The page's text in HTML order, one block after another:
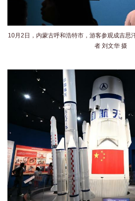
10月2日，内蒙古呼和浩特市，游客参观成吉思
者 刘文华 摄